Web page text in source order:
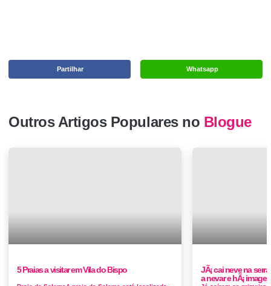
Whatsapp
Partilhar
Outros Artigos Populares no Blogue
5 Praias a visitar em Vila do Bispo
JÃ¡ cai neve na
a nevar e hÃ¡